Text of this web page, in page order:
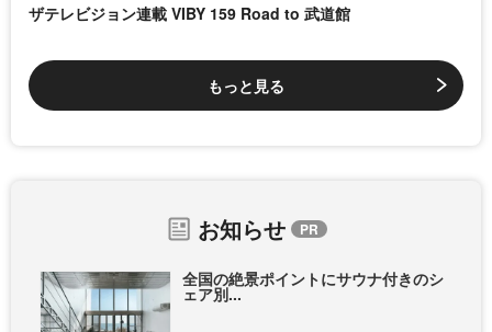
ザテレビジョン連載 VIBY 159 Road to 武道館
もっと見る
お知らせ
全国の絶景ポイントにサウナ付きのシ
ェア別...